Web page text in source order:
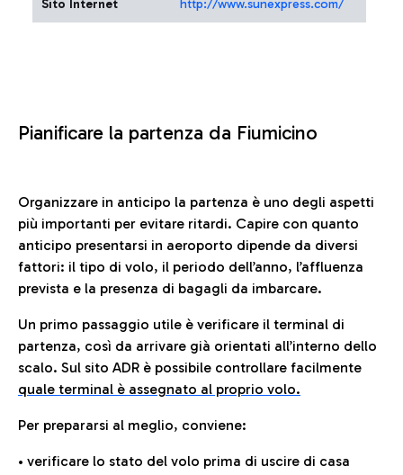
Sito Internet http://www.sunexpress.com/
Pianificare la partenza da Fiumicino
Organizzare in anticipo la partenza è uno degli aspetti
più importanti per evitare ritardi. Capire con quanto
anticipo presentarsi in aeroporto dipende da diversi
fattori: il tipo di volo, il periodo dell’anno, l’affluenza
prevista e la presenza di bagagli da imbarcare.
Un primo passaggio utile è verificare il terminal di
partenza, così da arrivare già orientati all’interno dello
scalo. Sul sito ADR è possibile controllare facilmente
quale terminal è assegnato al proprio volo.
Per prepararsi al meglio, conviene:
• verificare lo stato del volo prima di uscire di casa